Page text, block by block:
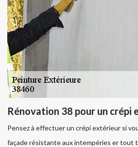
Rénovation 38 pour un crépi
Pensez à effectuer un crépi extérieur si
façade résistante aux intempéries er tout